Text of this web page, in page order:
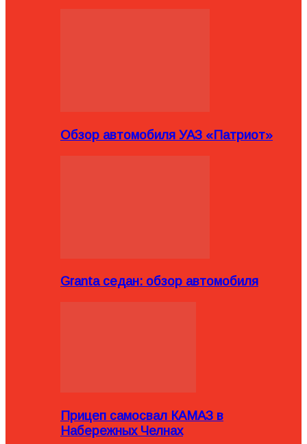
Обзор автомобиля УАЗ «Патриот»
Granta седан: обзор автомобиля
Прицеп самосвал КАМАЗ в
Набережных Челнах